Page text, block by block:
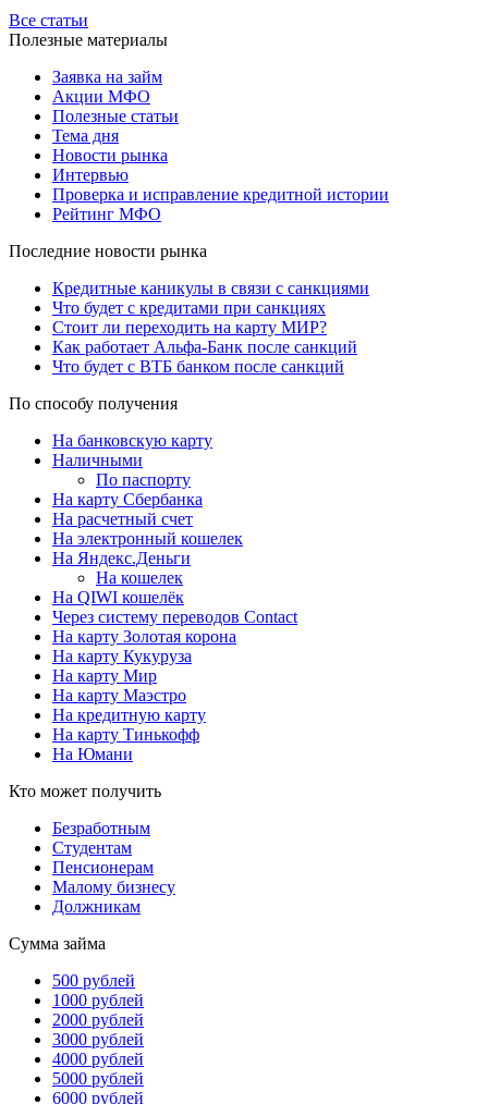
Все статьи
Полезные материалы
Заявка на займ
Акции МФО
Полезные статьи
Тема дня
Новости рынка
Интервью
Проверка и исправление кредитной истории
Рейтинг МФО
Последние новости рынка
Кредитные каникулы в связи с санкциями
Что будет с кредитами при санкциях
Стоит ли переходить на карту МИР?
Как работает Альфа-Банк после санкций
Что будет с ВТБ банком после санкций
По способу получения
На банковскую карту
Наличными
По паспорту
На карту Сбербанка
На расчетный счет
На электронный кошелек
На Яндекс.Деньги
На кошелек
На QIWI кошелёк
Через систему переводов Contact
На карту Золотая корона
На карту Кукуруза
На карту Мир
На карту Маэстро
На кредитную карту
На карту Тинькофф
На Юмани
Кто может получить
Безработным
Студентам
Пенсионерам
Малому бизнесу
Должникам
Сумма займа
500 рублей
1000 рублей
2000 рублей
3000 рублей
4000 рублей
5000 рублей
6000 рублей